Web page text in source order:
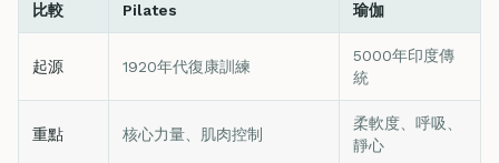
比較 Pilates 瑜伽
起源 1920年代復康訓練
5000年印度傳
統
重點 核心力量、肌肉控制
柔軟度、呼吸、
靜心